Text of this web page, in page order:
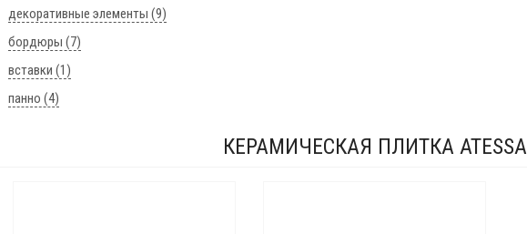
декоративные элементы (9)
бордюры (7)
вставки (1)
панно (4)
КЕРАМИЧЕСКАЯ ПЛИТКА ATESSA